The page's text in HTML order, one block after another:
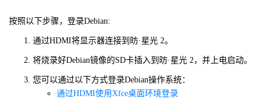
按照以下步骤，登录Debian:
通过HDMI将显示器连接到 昉·星光 2。
将烧录好Debian镜像的SD卡插入到 昉·星光 2，并上电启动。
您可以通过以下方式登录Debian操作系统：
通过HDMI使用Xfce桌面环境登录